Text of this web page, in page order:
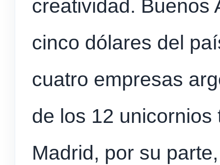
creatividad. Buenos
cinco dólares del
cuatro empresas
de los 12
Madrid, por su